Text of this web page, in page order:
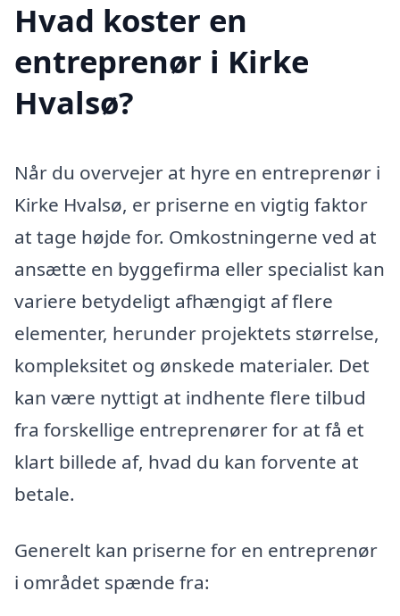
Hvad koster en
entreprenør i Kirke
Hvalsø?
Når du overvejer at hyre en entreprenør i
Kirke Hvalsø, er priserne en vigtig faktor
at tage højde for. Omkostningerne ved at
ansætte en byggefirma eller specialist kan
variere betydeligt afhængigt af flere
elementer, herunder projektets størrelse,
kompleksitet og ønskede materialer. Det
kan være nyttigt at indhente flere tilbud
fra forskellige entreprenører for at få et
klart billede af, hvad du kan forvente at
betale.
Generelt kan priserne for en entreprenør
i området spænde fra: